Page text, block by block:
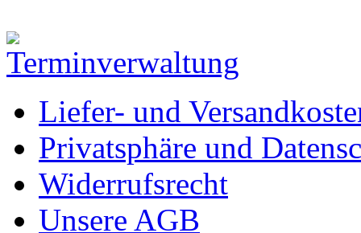
Liefer- und
Privatsphäre und
Widerrufsrecht
Unsere AGB